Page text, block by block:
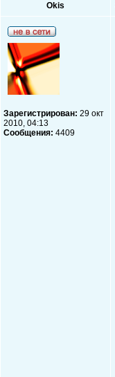
Okis
Зарегистрирован: 29 окт
2010, 04:13
Сообщения: 4409